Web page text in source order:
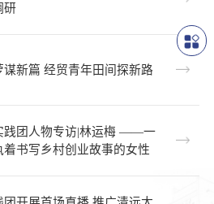
研
谋新篇 经贸青年田间探新路
践团人物专访|林运梅 ——一
着书写乡村创业故事的女性